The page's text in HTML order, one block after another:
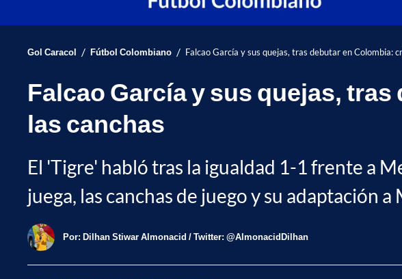
Gol Caracol / Fútbol Colombiano / Falcao García y sus quejas, tras debutar en Colombia:
Falcao García y sus quejas,
las canchas
El 'Tigre' habló tras la igualdad 1-1 frente a
juega, las canchas de juego y su adaptación
Por: Dilhan Stiwar Almonacid / Twitter: @AlmonacidDilhan